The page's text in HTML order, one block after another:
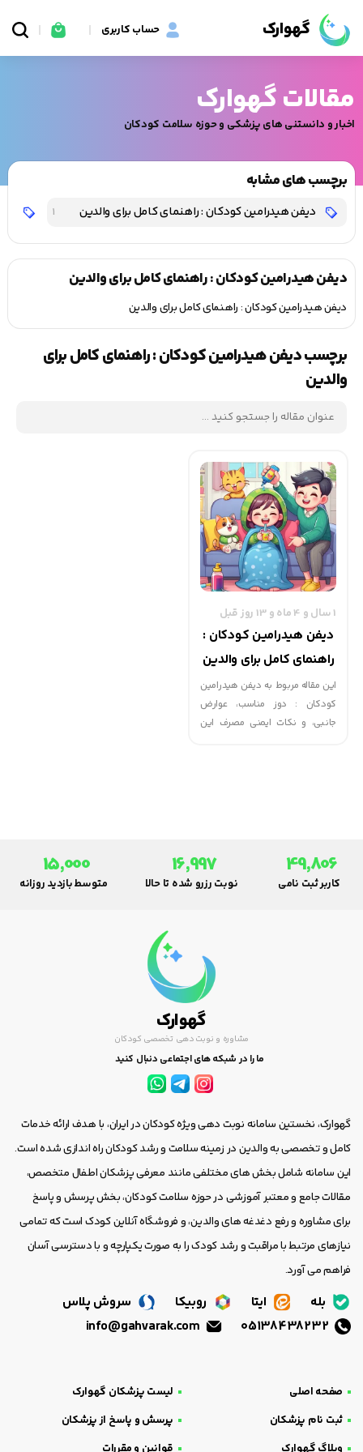
گهوارک حساب کاربری
مقالات گهوارک
اخبار و دانستنی های پزشکی و حوزه سلامت کودکان
برچسب های مشابه
دیفن‌ هیدرامین کودکان : راهنمای کامل برای والدین 1
دیفن‌ هیدرامین کودکان : راهنمای کامل برای والدین
دیفن‌ هیدرامین کودکان : راهنمای کامل برای والدین
برچسب دیفن‌ هیدرامین کودکان : راهنمای کامل برای
والدین
1 سال و 4 ماه و 13 روز قبل
دیفن‌ هیدرامین کودکان :
راهنمای کامل برای والدین
این مقاله مربوط به دیفن‌ هیدرامین
کودکان : دوز مناسب، عوارض
جانبی، و نکات ایمنی مصرف این
49,806
کاربر ثبت نامی
16,997
نوبت رزرو شده تا حالا
15,000
متوسط بازدید روزانه
گهوارک
مشاوره و نوبت دهی تخصصی کودکان
ما را در شبکه های اجتماعی دنبال کنید
گهوارک، نخستین سامانه نوبت دهی ویژه کودکان در ایران، با هدف ارائه خدمات
کامل و تخصصی به والدین در زمینه سلامت و رشد کودکان راه اندازی شده است.
این سامانه شامل بخش های مختلفی مانند معرفی پزشکان اطفال متخصص،
مقالات جامع و معتبر آموزشی در حوزه سلامت کودکان، بخش پرسش و پاسخ
برای مشاوره و رفع دغدغه های والدین، و فروشگاه آنلاین کودک است که تمامی
نیازهای مرتبط با مراقبت و رشد کودک را به صورت یکپارچه و با دسترسی آسان
فراهم می آورد.
بله ایتا روبیکا
سروش پلاس
صفحه اصلی
لیست پزشکان گهوارک
ثبت نام پزشکان
پرسش و پاسخ از پزشکان
وبلاگ گهوارک
قوانین و مقررات